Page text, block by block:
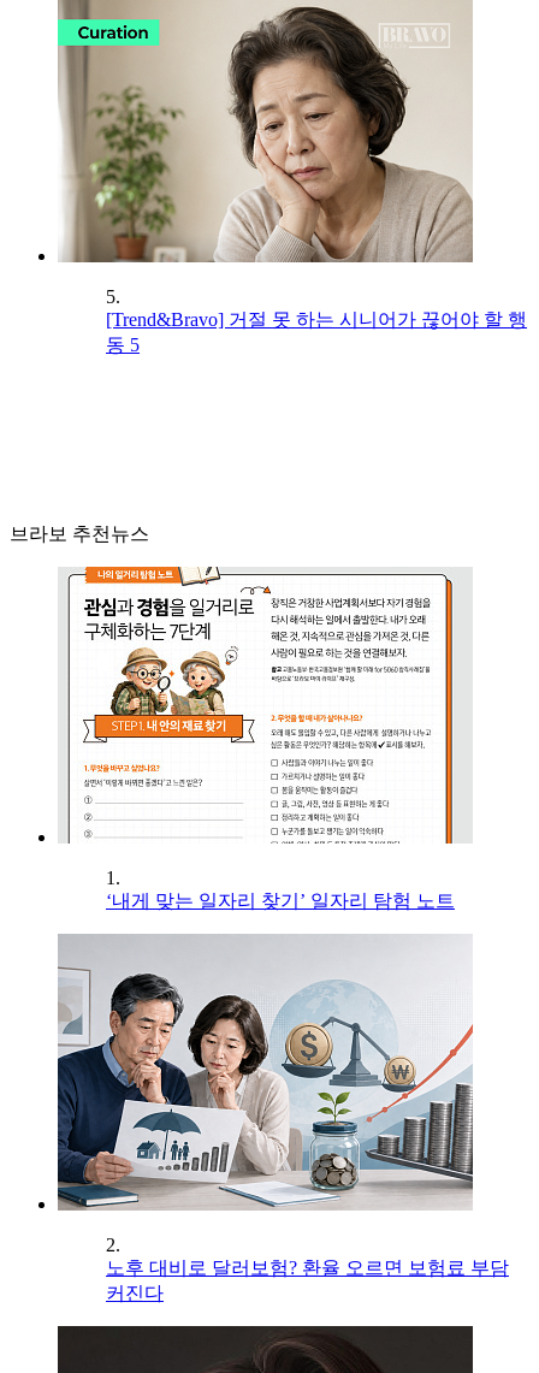
5.
[Trend&Bravo] 거절 못 하는 시니어가 끊어야 할 행
동 5
브라보 추천뉴스
1.
‘내게 맞는 일자리 찾기’ 일자리 탐험 노트
2.
노후 대비로 달러보험? 환율 오르면 보험료 부담
커진다